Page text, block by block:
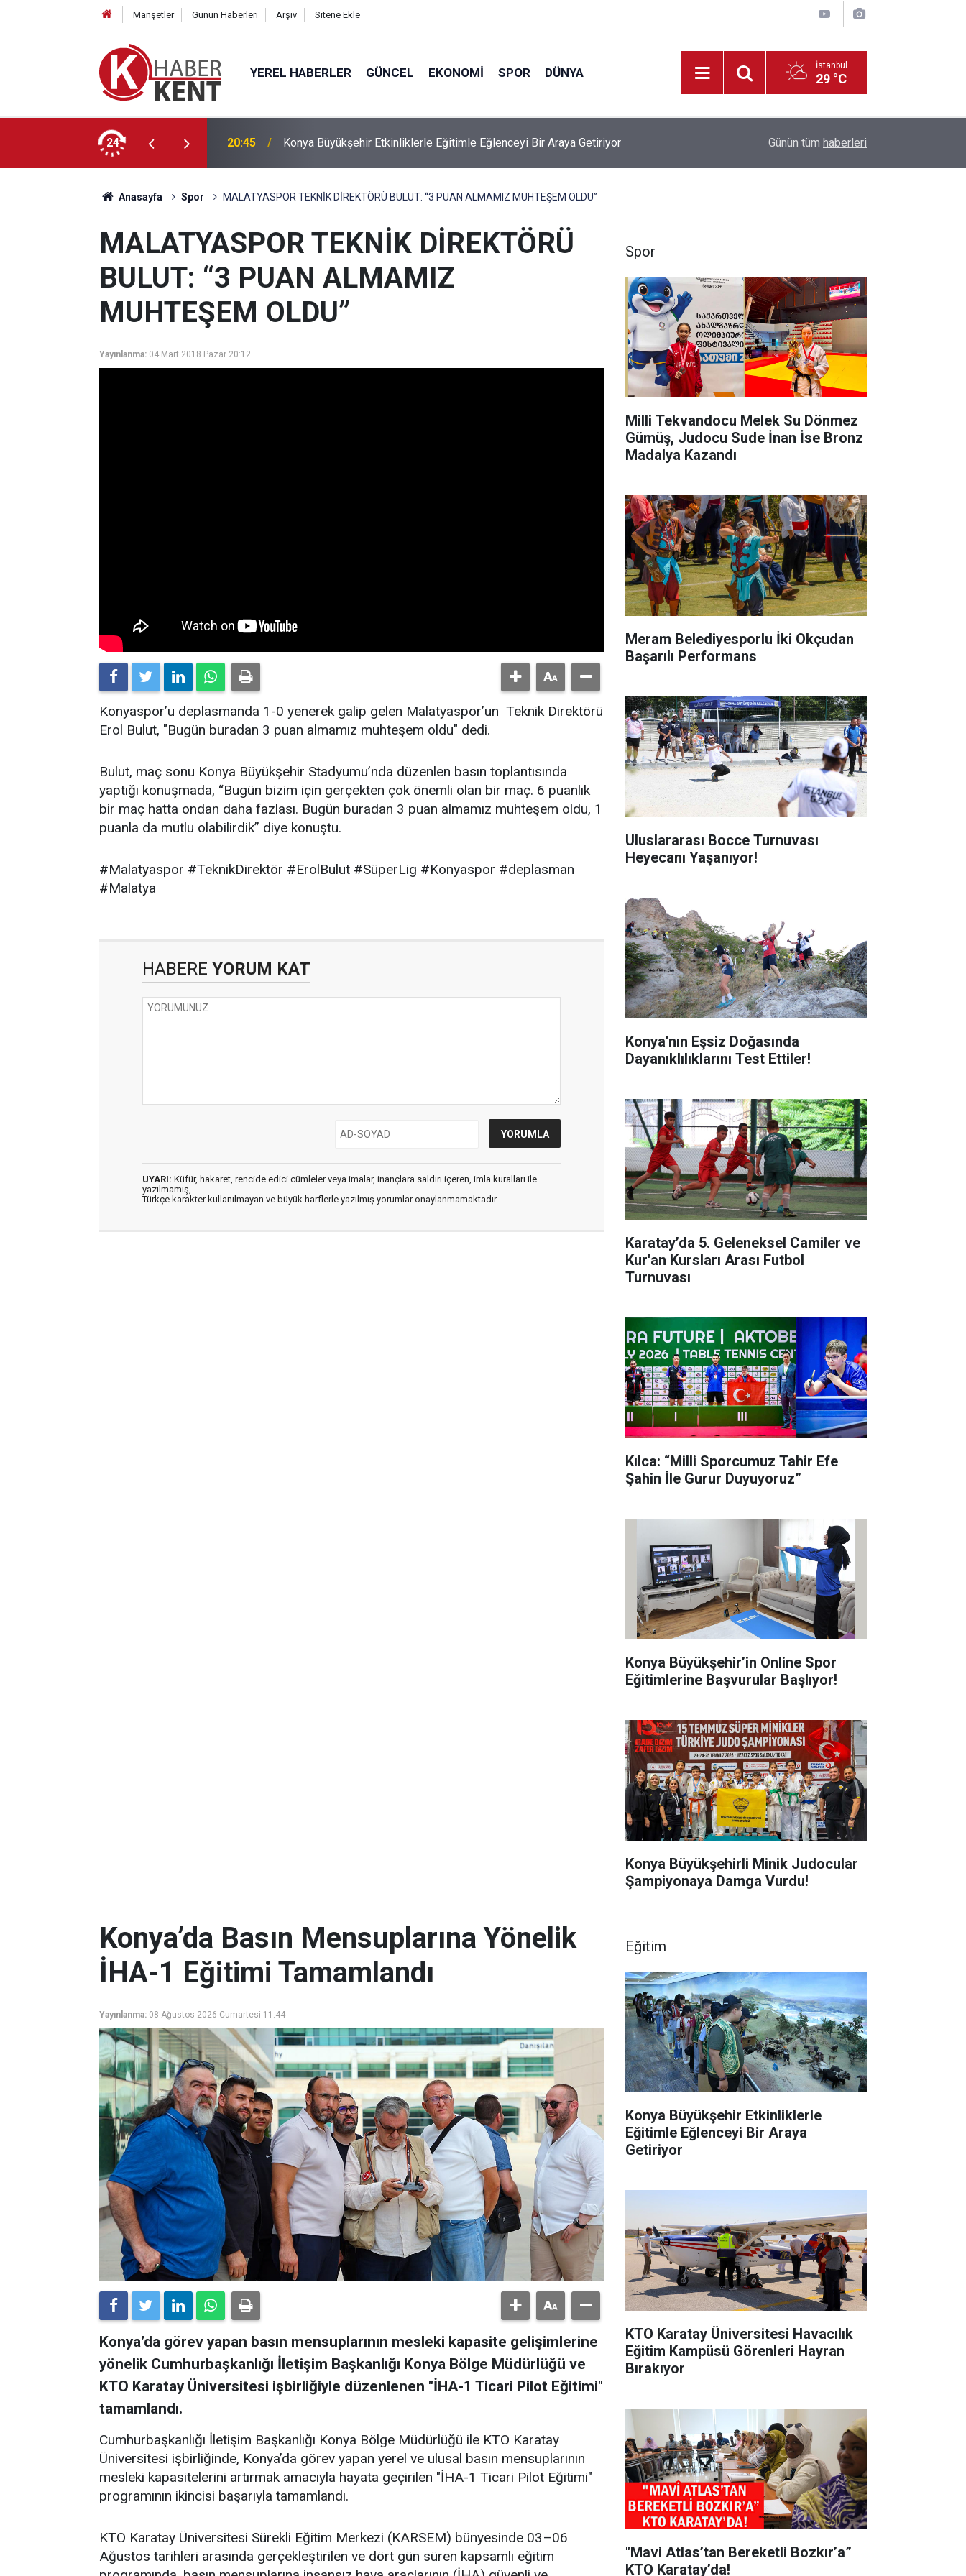
Manşetler Günün Haberleri Arşiv Sitene Ekle
YEREL HABERLER GÜNCEL EKONOMI SPOR DÜNYA İstanbul
29 °C
24
Eğlenceyi Bir Araya Getiriyor 20:27 Başkan Öztürk: “Konya Sanayisi Bugün Yüksek Rekabet Gücüne Sahip” HAYAT 112 Acil Kamu Spotu Yayında!
Günün tüm haberleri
Anasayfa Spor MALATYASPOR TEKNİK DİREKTÖRÜ BULUT: “3 PUAN ALMAMIZ MUHTEŞEM OLDU”
MALATYASPOR TEKNİK DİREKTÖRÜ
BULUT: “3 PUAN ALMAMIZ
MUHTEŞEM OLDU”
Yayınlanma: 04 Mart 2018 Pazar 20:12
Konyaspor’u deplasmanda 1-0 yenerek galip gelen Malatyaspor’un Teknik Direktörü
Erol Bulut, "Bugün buradan 3 puan almamız muhteşem oldu" dedi.
Bulut, maç sonu Konya Büyükşehir Stadyumu’nda düzenlen basın toplantısında
yaptığı konuşmada, “Bugün bizim için gerçekten çok önemli olan bir maç. 6 puanlık
bir maç hatta ondan daha fazlası. Bugün buradan 3 puan almamız muhteşem oldu, 1
puanla da mutlu olabilirdik” diye konuştu.
#Malatyaspor #TeknikDirektör #ErolBulut #SüperLig #Konyaspor #deplasman
#Malatya
HABERE YORUM KAT
UYARI: Küfür, hakaret, rencide edici cümleler veya imalar, inançlara saldırı içeren, imla kuralları ile
yazılmamış,
Türkçe karakter kullanılmayan ve büyük harflerle yazılmış yorumlar onaylanmamaktadır.
Spor
Milli Tekvandocu Melek Su Dönmez
Gümüş, Judocu Sude İnan İse Bronz
Madalya Kazandı
Meram Belediyesporlu İki Okçudan
Başarılı Performans
Uluslararası Bocce Turnuvası
Heyecanı Yaşanıyor!
Konya'nın Eşsiz Doğasında
Dayanıklılıklarını Test Ettiler!
Karatay’da 5. Geleneksel Camiler ve
Kur'an Kursları Arası Futbol
Turnuvası
Kılca: “Milli Sporcumuz Tahir Efe
Şahin İle Gurur Duyuyoruz”
Konya Büyükşehir’in Online Spor
Eğitimlerine Başvurular Başlıyor!
Konya Büyükşehirli Minik Judocular
Şampiyonaya Damga Vurdu!
Konya’da Basın Mensuplarına Yönelik
İHA-1 Eğitimi Tamamlandı
Yayınlanma: 08 Ağustos 2026 Cumartesi 11:44
Konya’da görev yapan basın mensuplarının mesleki kapasite gelişimlerine
yönelik Cumhurbaşkanlığı İletişim Başkanlığı Konya Bölge Müdürlüğü ve
KTO Karatay Üniversitesi işbirliğiyle düzenlenen "İHA-1 Ticari Pilot Eğitimi"
tamamlandı.
Cumhurbaşkanlığı İletişim Başkanlığı Konya Bölge Müdürlüğü ile KTO Karatay
Üniversitesi işbirliğinde, Konya’da görev yapan yerel ve ulusal basın mensuplarının
mesleki kapasitelerini artırmak amacıyla hayata geçirilen "İHA-1 Ticari Pilot Eğitimi"
programının ikincisi başarıyla tamamlandı.
KTO Karatay Üniversitesi Sürekli Eğitim Merkezi (KARSEM) bünyesinde 03–06
Ağustos tarihleri arasında gerçekleştirilen ve dört gün süren kapsamlı eğitim
Eğitim
Konya Büyükşehir Etkinliklerle
Eğitimle Eğlenceyi Bir Araya
Getiriyor
KTO Karatay Üniversitesi Havacılık
Eğitim Kampüsü Görenleri Hayran
Bırakıyor
"Mavi Atlas’tan Bereketli Bozkır’a”
KTO Karatay’da!